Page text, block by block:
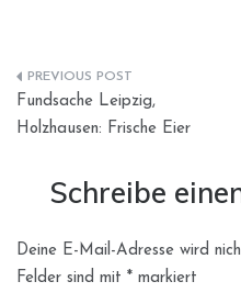
Fundsache Leipzig,
Holzhausen: Frische Eier
Schreibe
Deine E-Mail-Adresse wird
Felder sind mit * markiert